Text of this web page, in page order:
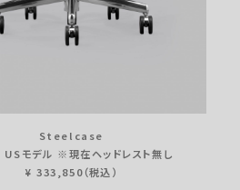
Steelcase
USモデル ※現在ヘッドレスト無し
¥ 333,850（税込）